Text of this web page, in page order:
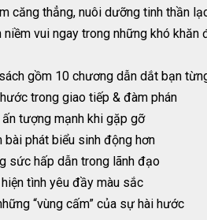
căng thẳng, nuôi dưỡng tinh thần
niềm vui ngay trong những khó khăn
gồm 10 chương dẫn dắt bạn
trong giao tiếp & đàm phán
ấn tượng mạnh khi gặp gỡ
bài phát biểu sinh động hơn
sức hấp dẫn trong lãnh đạo
tình yêu đầy màu sắc
“vùng cấm” của sự hài hước